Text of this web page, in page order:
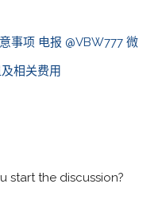
事项 电报 @VBW777 微
相关费用
start the discussion?